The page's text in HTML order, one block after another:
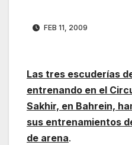
FEB 11, 2009
Las tres escuderías
entrenando en el
Sakhir, en Bahrein,
sus entrenamientos
de arena.